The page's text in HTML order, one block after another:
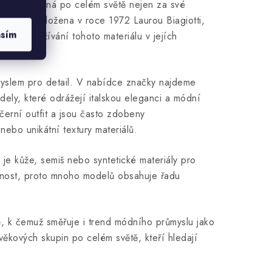
uznávaná po celém světě nejen za své
byla založena v roce 1972 Laurou Biagiotti,
využívání tohoto materiálu v jejích
pro detail. V nabídce značky najdeme
které odrážejí italskou eleganci a módní
outfit a jsou často zdobeny
unikátní textury materiálů.
kůže, semiš nebo syntetické materiály pro
proto mnoho modelů obsahuje řadu
čemuž směřuje i trend módního průmyslu jako
skupin po celém světě, kteří hledají